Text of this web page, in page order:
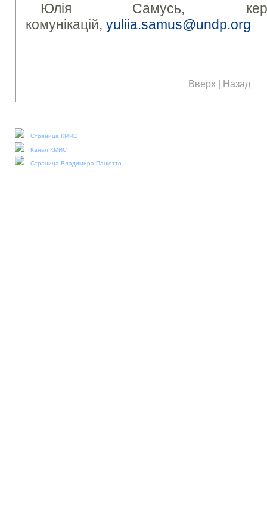
Юлія Самусь,
комунікацій, yuliia.samus@undp.org
Вверх| Назад
Страница КМИС
Канал КМИС
Страница Владимира Паніотто